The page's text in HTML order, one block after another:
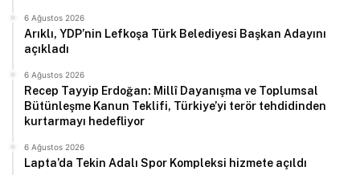
6 Ağustos 2026
Arıklı, YDP’nin Lefkoşa Türk Belediyesi Başkan Adayını
açıkladı
6 Ağustos 2026
Recep Tayyip Erdoğan: Millî Dayanışma ve Toplumsal
Bütünleşme Kanun Teklifi, Türkiye’yi terör tehdidinden
kurtarmayı hedefliyor
6 Ağustos 2026
Lapta’da Tekin Adalı Spor Kompleksi hizmete açıldı